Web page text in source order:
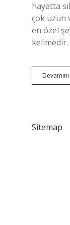
hayatta
çok uzun
en özel
Sitemap